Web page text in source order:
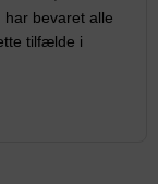
bevaret alle
tilfælde i